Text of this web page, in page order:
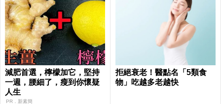
減肥首選，檸檬加它，堅持
一週，腰細了，瘦到你懷疑
人生
PR．新素簡
拒絕衰老！醫點名「5類食
物」吃越多老越快